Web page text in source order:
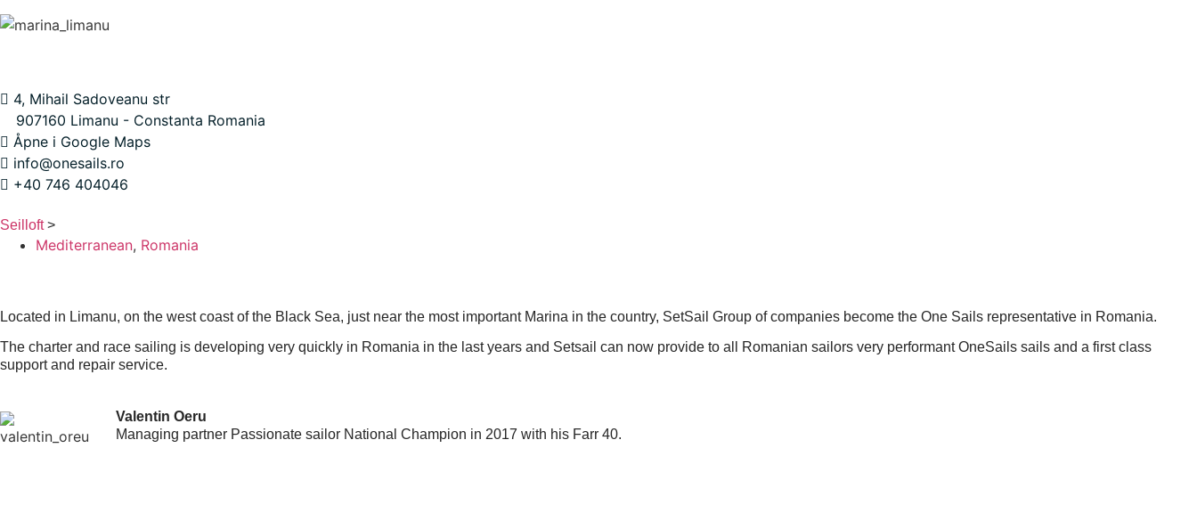
4, Mihail Sadoveanu str
907160 Limanu - Constanta Romania
Åpne i Google Maps
info@onesails.ro
+40 746 404046
Seilloft>
Mediterranean, Romania
Located in Limanu, on the west coast of the Black Sea, just near the most important Marina in the country, SetSail Group of companies become the One Sails representative in Romania.
The charter and race sailing is developing very quickly in Romania in the last years and Setsail can now provide to all Romanian sailors very performant OneSails sails and a first class
support and repair service.
Valentin Oeru
Managing partner Passionate sailor National Champion in 2017 with his Farr 40.